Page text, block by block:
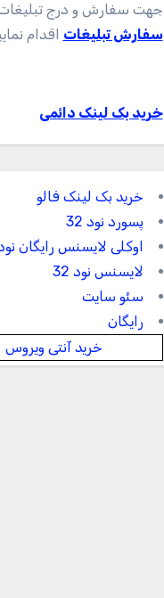
جهت سفارش و درج
سفارش تبلیغات اقدام
خرید بک لینک دائمی
خرید بک لینک فالو
پسورد نود 32
اوکلی لایسنس رایگان نود
لایسنس نود 32
سئو سایت
رایگان
خرید آنتی ویروس